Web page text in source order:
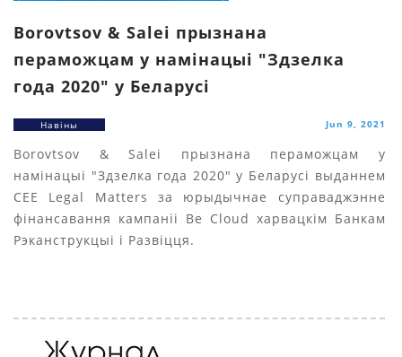
Borovtsov & Salei прызнана
пераможцам у намінацыі "Здзелка
года 2020" у Беларусі
Навіны Jun 9, 2021
Borovtsov & Salei прызнана пераможцам у
намінацыі "Здзелка года 2020" у Беларусі выданнем
CEE Legal Matters за юрыдычнае суправаджэнне
фінансавання кампаніі Be Cloud харвацкiм Банкам
Рэканструкцыі і Развіцця.